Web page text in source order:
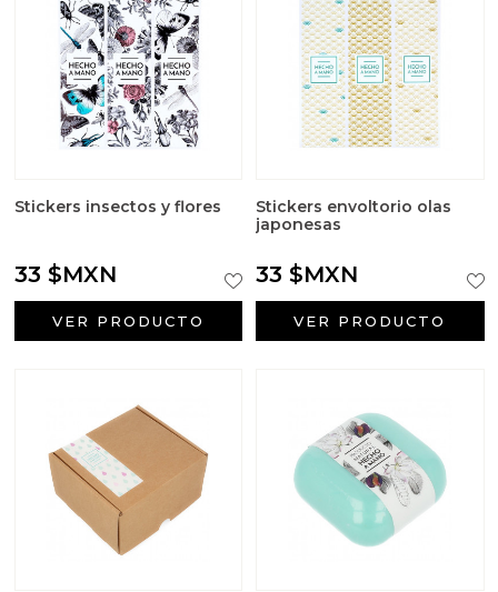
Stickers insectos y flores
33 $MXN
VER PRODUCTO
Stickers envoltorio olas
japonesas
33 $MXN
VER PRODUCTO